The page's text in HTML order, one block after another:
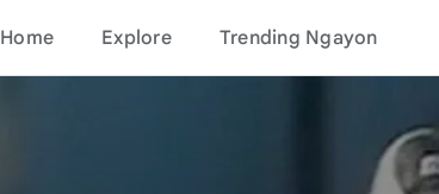
Home Explore Trending Ngayon